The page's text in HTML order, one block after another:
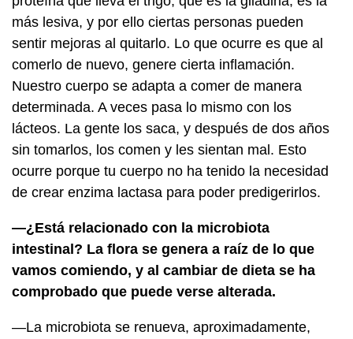
más lesiva, y por ello ciertas personas pueden
sentir mejoras al quitarlo. Lo que ocurre es que al
comerlo de nuevo, genere cierta inflamación.
Nuestro cuerpo se adapta a comer de manera
determinada. A veces pasa lo mismo con los
lácteos. La gente los saca, y después de dos años
sin tomarlos, los comen y les sientan mal. Esto
ocurre porque tu cuerpo no ha tenido la necesidad
de crear enzima lactasa para poder predigerirlos.
—¿Está relacionado con la microbiota
intestinal? La flora se genera a raíz de lo que
vamos comiendo, y al cambiar de dieta se ha
comprobado que puede verse alterada.
—La microbiota se renueva, aproximadamente,